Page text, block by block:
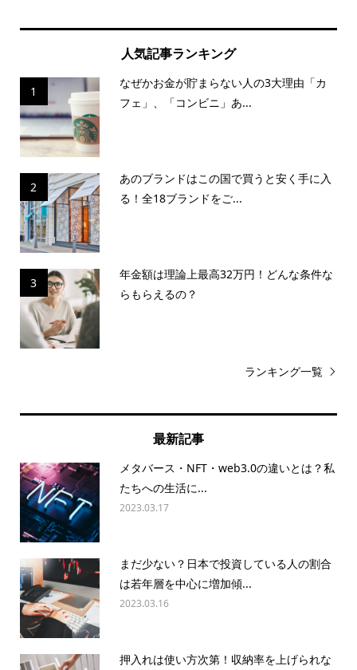
人気記事ランキング
1
なぜかお金が貯まらない人の3大理由「カ
フェ」、「コンビニ」あ...
2
あのブランドはこの国で買うと安く手に入
る！全18ブランドをご...
3
年金額は理論上最高32万円！どんな条件な
らもらえるの？
ランキング一覧
最新記事
メタバース・NFT・web3.0の違いとは？私
たちへの生活に...
2023.03.17
まだ少ない？日本で投資している人の割合
は若年層を中心に増加傾...
2023.03.16
押入れは使い方次第！収納率を上げられな